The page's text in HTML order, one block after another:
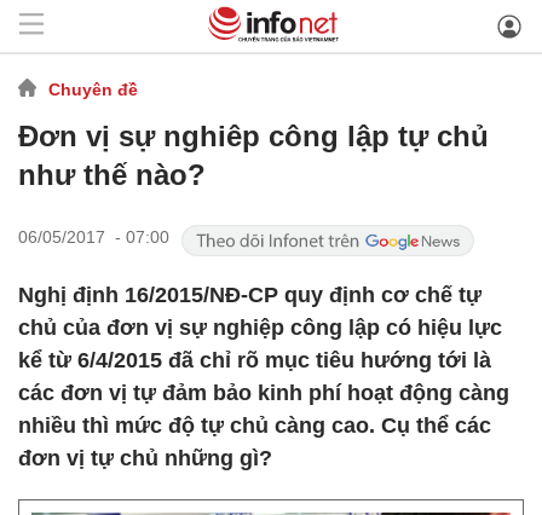
Chuyên đề
Đơn vị sự nghiêp công lập tự chủ
như thế nào?
06/05/2017 - 07:00
Nghị định 16/2015/NĐ-CP quy định cơ chế tự
chủ của đơn vị sự nghiệp công lập có hiệu lực
kể từ 6/4/2015 đã chỉ rõ mục tiêu hướng tới là
các đơn vị tự đảm bảo kinh phí hoạt động càng
nhiều thì mức độ tự chủ càng cao. Cụ thể các
đơn vị tự chủ những gì?